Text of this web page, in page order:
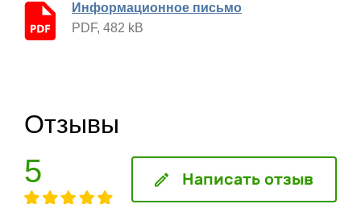
Информационное письмо
PDF, 482 kB
Отзывы
5 Написать отзыв